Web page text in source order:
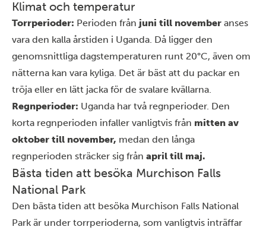
Klimat och temperatur
Torrperioder: Perioden från juni till november anses
vara den kalla årstiden i Uganda. Då ligger den
genomsnittliga dagstemperaturen runt 20°C, även om
nätterna kan vara kyliga. Det är bäst att du packar en
tröja eller en lätt jacka för de svalare kvällarna.
Regnperioder: Uganda har två regnperioder. Den
korta regnperioden infaller vanligtvis från mitten av
oktober till november, medan den långa
regnperioden sträcker sig från april till maj.
Bästa tiden att besöka Murchison Falls
National Park
Den bästa tiden att besöka Murchison Falls National
Park är under torrperioderna, som vanligtvis inträffar